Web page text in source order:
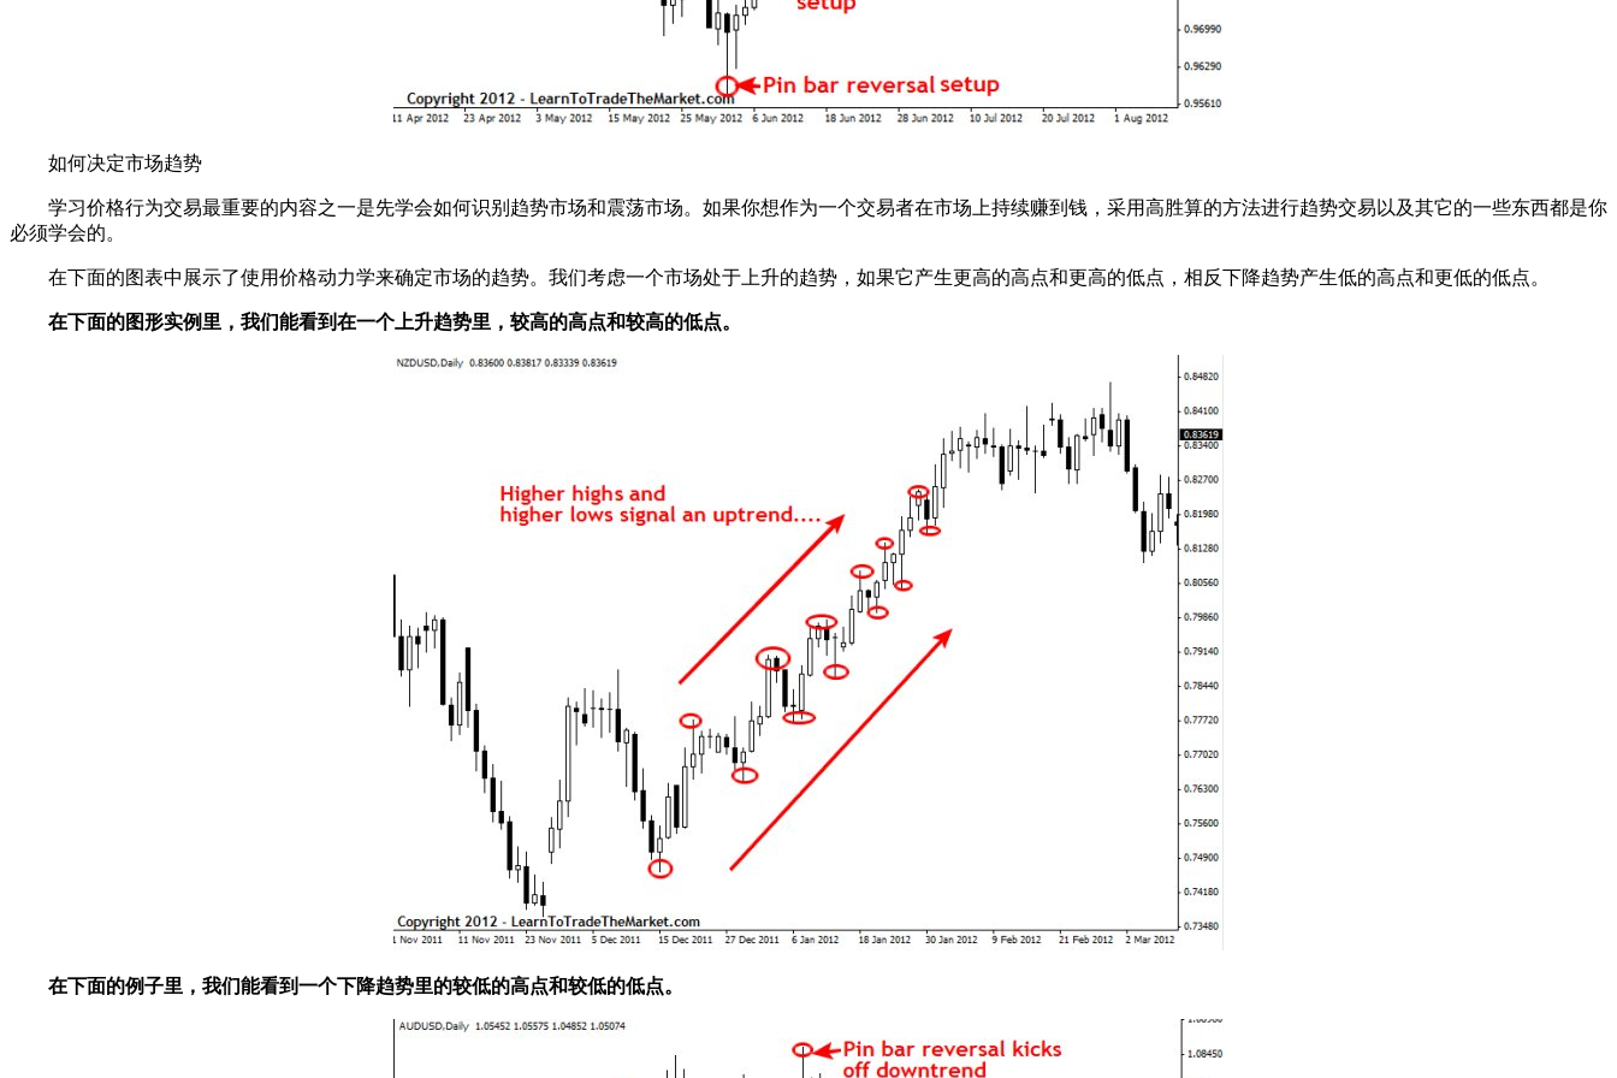
如何决定市场趋势
学习价格行为交易最重要的内容之一是先学会如何识别趋势市场和震荡市场。如果你想作为一个交易者在市场上持续赚到钱，采用高胜算的方法进行趋势交易以及其它的一些东西都是你
必须学会的。
在下面的图表中展示了使用价格动力学来确定市场的趋势。我们考虑一个市场处于上升的趋势，如果它产生更高的高点和更高的低点，相反下降趋势产生低的高点和更低的低点。
在下面的图形实例里，我们能看到在一个上升趋势里，较高的高点和较高的低点。
在下面的例子里，我们能看到一个下降趋势里的较低的高点和较低的低点。